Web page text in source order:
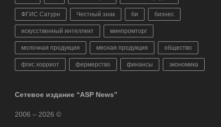
ФГИС Сатурн Честный знак би бизнес
искусственный интеллект минпромторг
молочная продукция мясная продукция общество
фгис хорриот фермерство финансы экономика
Сетевое издание “ASP News”
2006 – 2026 ©